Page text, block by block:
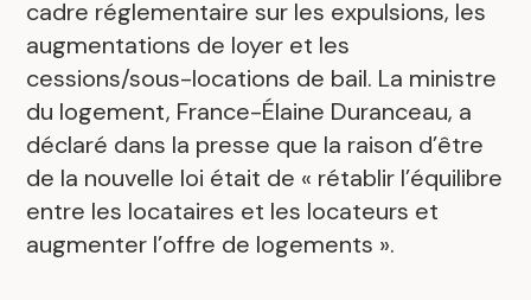
cadre réglementaire sur les expulsions, les
augmentations de loyer et les
cessions/sous-locations de bail. La ministre
du logement, France-Élaine Duranceau, a
déclaré dans la presse que la raison d’être
de la nouvelle loi était de « rétablir l’équilibre
entre les locataires et les locateurs et
augmenter l’offre de logements ».